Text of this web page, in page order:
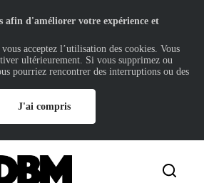
afin d'améliorer votre expérience et
acceptez l’utilisation des cookies. Vous
ultérieurement. Si vous supprimez ou
pourriez rencontrer des interruptions ou des
J'ai compris